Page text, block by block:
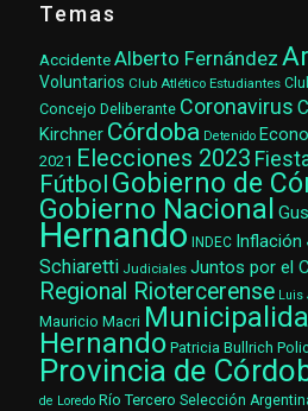
Temas
AccidenteAlberto Fernández
Voluntarios Club Atlético Estudiantes
Concejo Deliberante Coronavirus
Kirchner Córdoba Detenido
2021 Elecciones 2023
Fútbol Gobierno de
Gobierno Nacional
Hernando INDEC Inflación
Schiaretti Judiciales Juntos por el
Regional Riotercerense Luis
Mauricio Macri
Hernando Patricia Bullrich
Provincia de
de Loredo Río Tercero Selección